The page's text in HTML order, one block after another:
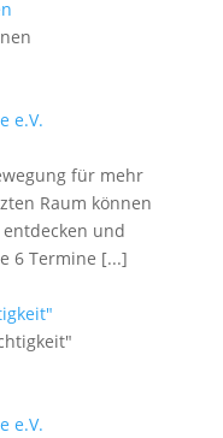
e.V.
für mehr
Raum können
und
6 Termine [...]
e.V.